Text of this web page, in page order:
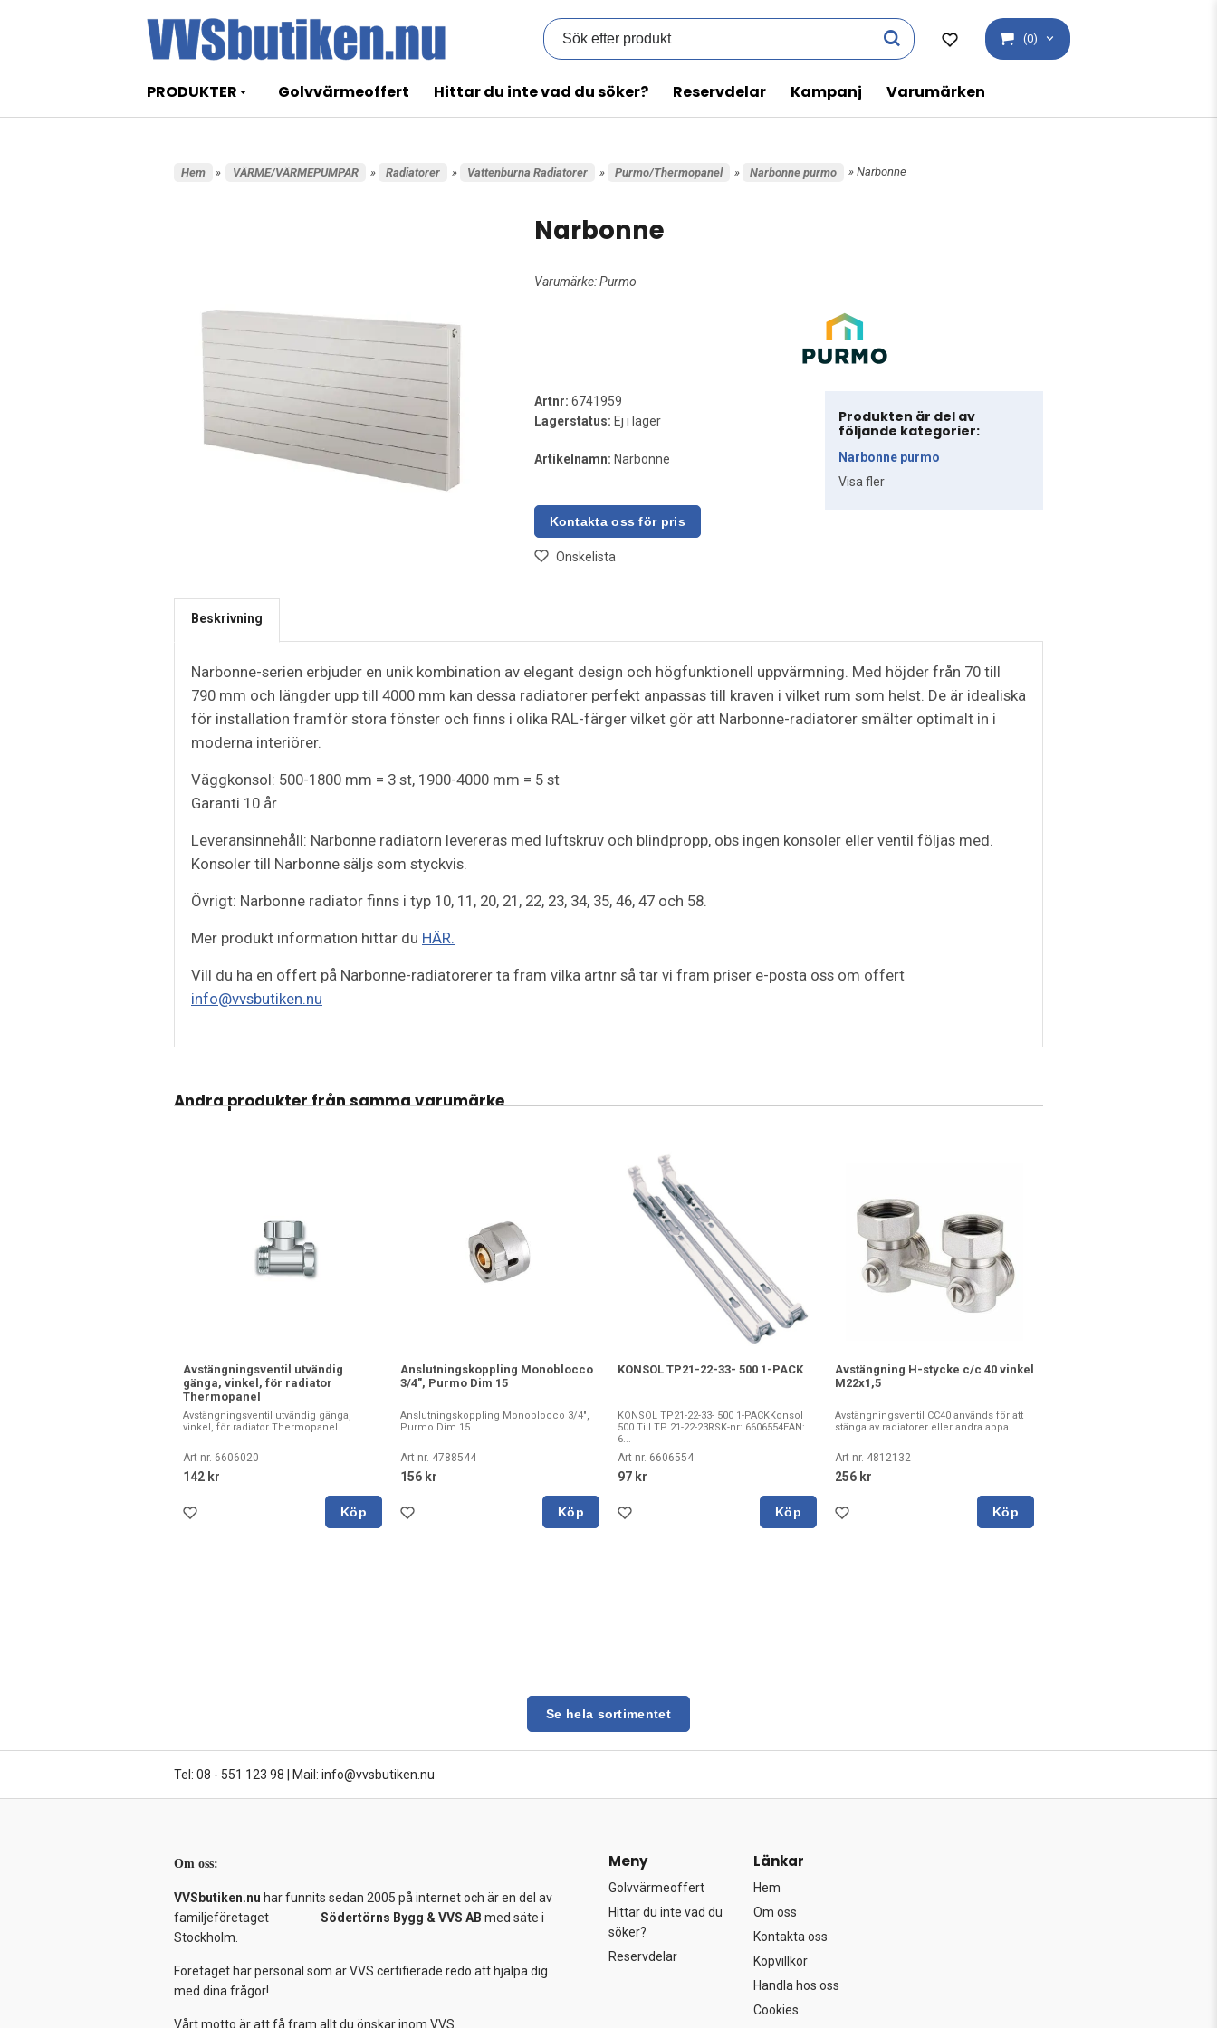
(0)
PRODUKTER Golvvärmeoffert Hittar du inte vad du söker? Reservdelar Kampanj Varumärken
Hem » VÄRME/VÄRMEPUMPAR » Radiatorer » Vattenburna Radiatorer » Purmo/Thermopanel » Narbonne purmo » Narbonne
Narbonne
Varumärke:Purmo
Artnr: 6741959
Lagerstatus: Ej i lager
Artikelnamn: Narbonne
Önskelista
Produkten är del av
följande kategorier:
Narbonne purmo
Visa fler
Beskrivning
Narbonne-serien erbjuder en unik kombination av elegant design och högfunktionell uppvärmning. Med höjder från 70 till
790 mm och längder upp till 4000 mm kan dessa radiatorer perfekt anpassas till kraven i vilket rum som helst. De är idealiska
för installation framför stora fönster och finns i olika RAL-färger vilket gör att Narbonne-radiatorer smälter optimalt in i
moderna interiörer.
Väggkonsol: 500-1800 mm = 3 st, 1900-4000 mm = 5 st
Garanti 10 år
Leveransinnehåll: Narbonne radiatorn levereras med luftskruv och blindpropp, obs ingen konsoler eller ventil följas med.
Konsoler till Narbonne säljs som styckvis.
Övrigt: Narbonne radiator finns i typ 10, 11, 20, 21, 22, 23, 34, 35, 46, 47 och 58.
Mer produkt information hittar du HÄR.
Vill du ha en offert på Narbonne-radiatorerer ta fram vilka artnr så tar vi fram priser e-posta oss om offert
info@vvsbutiken.nu
Andra produkter från samma varumärke
Avstängningsventil utvändig
gänga, vinkel, för radiator
Thermopanel
Avstängningsventil utvändig gänga,
vinkel, för radiator Thermopanel
Art nr. 6606020
142 kr
Köp
Anslutningskoppling Monoblocco
3/4", Purmo Dim 15
Anslutningskoppling Monoblocco 3/4",
Purmo Dim 15
Art nr. 4788544
156 kr
Köp
KONSOL TP21-22-33- 500 1-PACK
KONSOL TP21-22-33- 500 1-PACKKonsol
500 Till TP 21-22-23RSK-nr: 6606554EAN:
6...
Art nr. 6606554
97 kr
Köp
Avstängning H-stycke c/c 40 vinkel
M22x1,5
Avstängningsventil CC40 används för att
stänga av radiatorer eller andra appa...
Art nr. 4812132
256 kr
Köp
Se hela sortimentet
Tel: 08 - 551 123 98 Mail: info@vvsbutiken.nu
Om oss:
VVSbutiken.nu har funnits sedan 2005 på internet och är en del av
familjeföretaget Södertörns Bygg & VVS AB med säte i
Stockholm.
Företaget har personal som är VVS certifierade redo att hjälpa dig
med dina frågor!
Vårt motto är att få fram allt du önskar inom VVS.
Meny
Golvvärmeoffert
Hittar du inte vad du
söker?
Reservdelar
Länkar
Hem
Om oss
Kontakta oss
Köpvillkor
Handla hos oss
Cookies